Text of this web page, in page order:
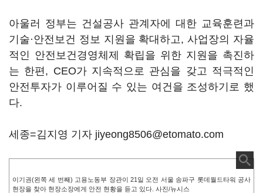
아울러 정부는 건설공사 관계자에 대한 교육훈련과
기술·안전보건 정보 지원을 확대하고, 사업장의 자율
적인 안전보건경영체제 확립을 위한 지원을 촉진하
는 한편, CEO가 지속적으로 관심을 갖고 적극적인
안전투자가 이루어질 수 있는 여건을 조성하기로 했
다.
세종=김지영 기자 jiyeong8506@etomato.com
이기권(왼쪽 세 번째) 고용노동부 장관이 21일 오전 서울 송파구 롯데월드타워 공사
현장을 찾아 현장소장에게 안전 현황을 듣고 있다. 사진/뉴시스